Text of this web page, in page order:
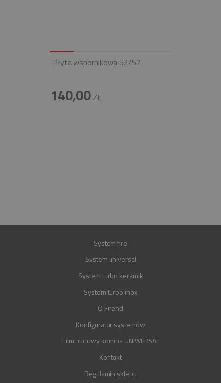
Płyta wspornikowa 52/52
140,00ZŁ
System fire
System universal
System turbo keramik
System turbo inox
O Firend
Konfigurator systemów
Film budowy komina UNIWERSAL
Kontakt
Regulamin sklepu